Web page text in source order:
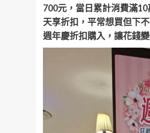
700元，當日累計消費滿
天享折扣，平常想買但下
週年慶折扣購入 ，讓花錢